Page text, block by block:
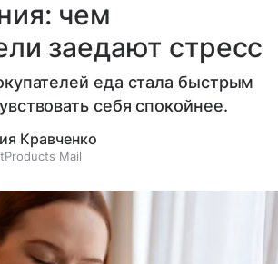
чем
заедают стресс
еда стала быстрым
себя спокойнее.
Кравченко
Mail